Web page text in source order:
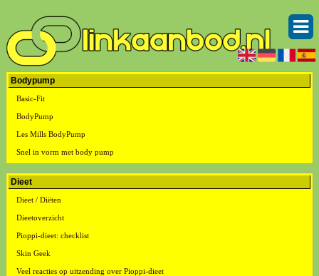
Bodypump
Basic-Fit
BodyPump
Les Mills BodyPump
Snel in vorm met body pump
Dieet
Dieet / Diëten
Dieetoverzicht
Pioppi-dieet: checklist
Skin Geek
Veel reacties op uitzending over Pioppi-dieet